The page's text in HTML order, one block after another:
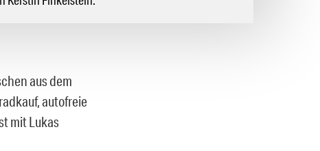
aus dem
autofreie
mit Lukas